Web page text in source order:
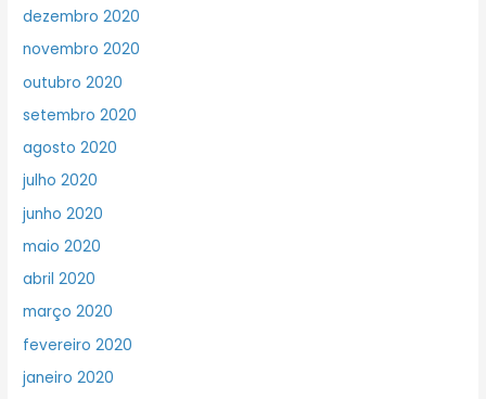
dezembro 2020
novembro 2020
outubro 2020
setembro 2020
agosto 2020
julho 2020
junho 2020
maio 2020
abril 2020
março 2020
fevereiro 2020
janeiro 2020